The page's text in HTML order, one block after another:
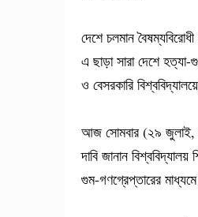
দেশে চলমান
এ ছাড়া সারা দেশে
ও বেসরকারি
আজ সোমবার (২৯ জুলাই,
দাবি জানান
গুম-গণগ্রেপ্তারের